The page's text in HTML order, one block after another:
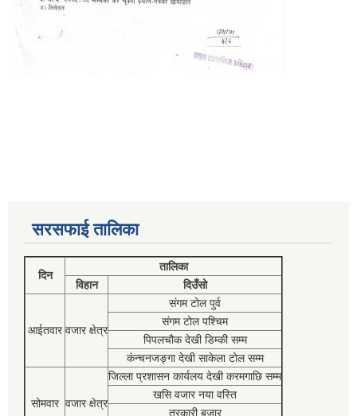
सरसफाई तालिका
दिन
तालिका
विहान
दिउँसो
आईतवार वजार क्षेत्र
संगम टोल पुर्व
संगम टोल पश्चिम
पिपलचौक देखी डिम्की सम्म
कंन्चनजङ्गा देखी साकेला टोल सम्म
सोमवार वजार क्षेत्र
जिल्ला प्रशासन कार्यलय देखी करमगाछि सम्म
खसि वजार नया वस्ति
तरकारी बजार